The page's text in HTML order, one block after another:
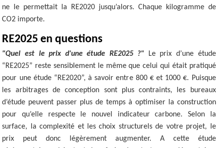
ne le permettait la RE2020 jusqu’alors. Chaque kilogramme de
CO2 importe.
RE2025 en questions
"Quel est le prix d'une étude RE2025 ?" Le prix d’une étude
“RE2025” reste sensiblement le même que celui qui était pratiqué
pour une étude “RE2020”, à savoir entre 800 € et 1000 €. Puisque
les arbitrages de conception sont plus contraints, les bureaux
d’étude peuvent passer plus de temps à optimiser la construction
pour qu’elle respecte le nouvel indicateur carbone. Selon la
surface, la complexité et les choix structurels de votre projet, le
prix peut donc légèrement augmenter. A cette étude